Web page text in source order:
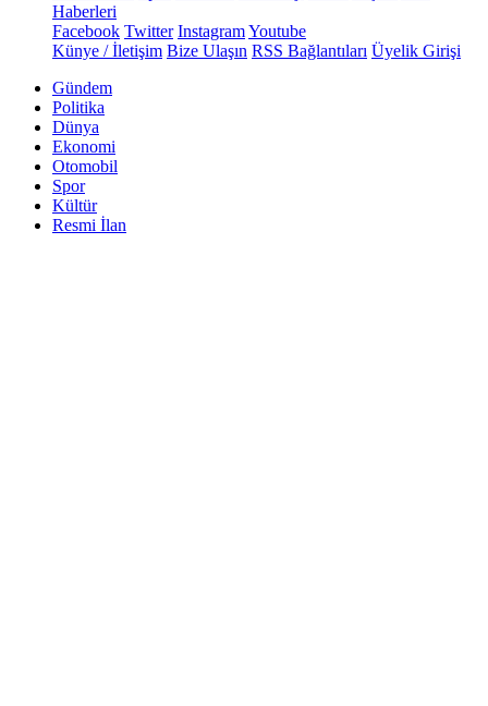
Haberleri
Facebook Twitter InstagramYoutube
Künye / İletişim Bize Ulaşın RSS Bağlantıları Üyelik Girişi
Gündem
Politika
Dünya
Ekonomi
Otomobil
Spor
Kültür
Resmi İlan